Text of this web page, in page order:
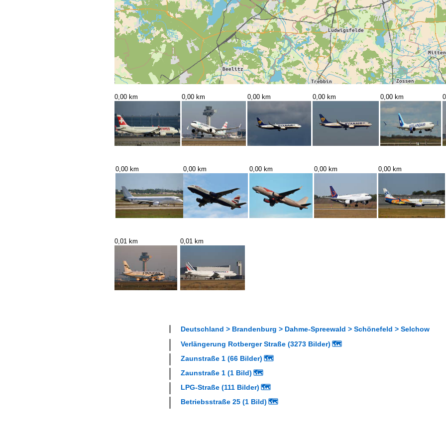
0,00 km 0,00 km 0,00 km 0,00 km 0,00 km
0,00 km 0,00 km 0,00 km 0,00 km 0,00 km
0,01 km 0,01 km
Deutschland > Brandenburg > Dahme-Spreewald > Schönefeld > Selchow
Verlängerung Rotberger Straße (3273 Bilder) 🗺
Zaunstraße 1 (66 Bilder) 🗺
Zaunstraße 1 (1 Bild) 🗺
LPG-Straße (111 Bilder) 🗺
Betriebsstraße 25 (1 Bild) 🗺